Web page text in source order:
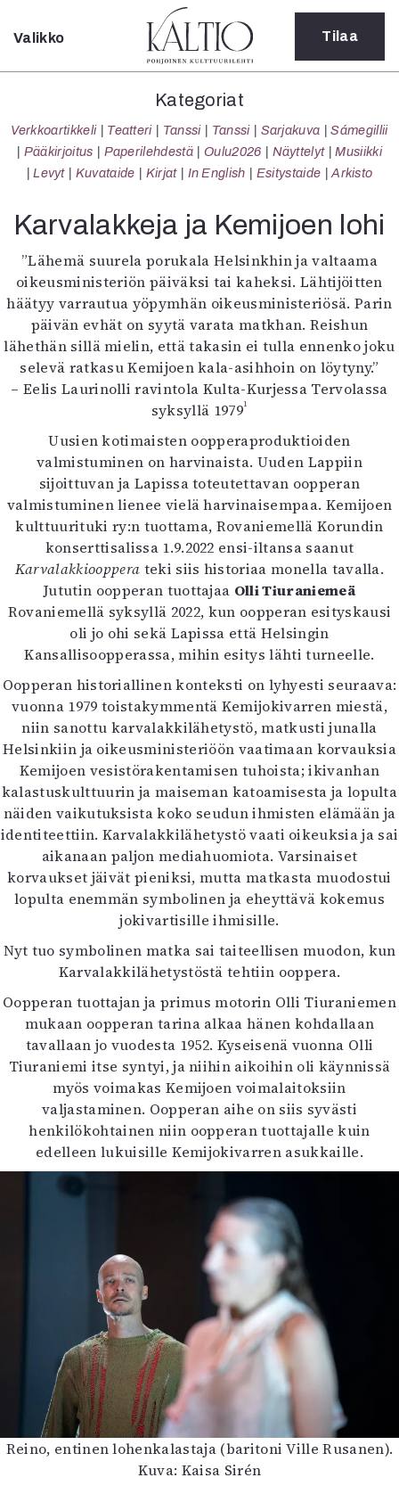
Sulje
Kategoriat
Verkkoartikkeli
Teatteri
Tanssi
Sarjakuva
Sámegillii
Pääkirjoitus
Paperilehdestä
Oulu2026
Näyttelyt
Musiikki
Levyt
Kuvataide
Kirjat
Esitystaide
Arkisto
Lehdet
4/2026
2–3/2026
1/2026
6/2025
5/2025 saame
5/2025
Lehtiarkisto
Info
Tilaus ja irtonumerot
Yhteistyössä
Toimitus
Mediatiedot
Kaltio ry
Valikko Tilaa
Kategoriat
Verkkoartikkeli Teatteri Tanssi Tanssi Sarjakuva
Sámegillii
Pääkirjoitus
Paperilehdestä Oulu2026 Näyttelyt
Musiikki
Levyt
Kuvataide Kirjat In English Esitystaide Arkisto
Karvalakkeja ja Kemijoen lohi
”Lähemä suurela porukala Helsinkhin ja valtaama
oikeusministeriön päiväksi tai kaheksi. Lähtijöitten
häätyy varrautua yöpymhän oikeusministeriösä. Parin
päivän evhät on syytä varata matkhan. Reishun
lähethän sillä mielin, että takasin ei tulla ennenko joku
selevä ratkasu Kemijoen kala-asihhoin on löytyny.”
– Eelis Laurinolli ravintola Kulta-Kurjessa Tervolassa
syksyllä 19791
Uusien kotimaisten oopperaproduktioiden
valmistuminen on harvinaista. Uuden Lappiin
sijoittuvan ja Lapissa toteutettavan oopperan
valmistuminen lienee vielä harvinaisempaa. Kemijoen
kulttuurituki ry:n tuottama, Rovaniemellä Korundin
konserttisalissa 1.9.2022 ensi-iltansa saanut
Karvalakkiooppera teki siis historiaa monella tavalla.
Jututin oopperan tuottajaa Olli Tiuraniemeä
Rovaniemellä syksyllä 2022, kun oopperan esityskausi
oli jo ohi sekä Lapissa että Helsingin
Kansallisoopperassa, mihin esitys lähti turneelle.
Oopperan historiallinen konteksti on lyhyesti seuraava:
vuonna 1979 toistakymmentä Kemijokivarren miestä,
niin sanottu karvalakkilähetystö, matkusti junalla
Helsinkiin ja oikeusministeriöön vaatimaan korvauksia
Kemijoen vesistörakentamisen tuhoista; ikivanhan
kalastuskulttuurin ja maiseman katoamisesta ja lopulta
näiden vaikutuksista koko seudun ihmisten elämään ja
identiteettiin. Karvalakkilähetystö vaati oikeuksia ja sai
aikanaan paljon mediahuomiota. Varsinaiset
korvaukset jäivät pieniksi, mutta matkasta muodostui
lopulta enemmän symbolinen ja eheyttävä kokemus
jokivartisille ihmisille.
Nyt tuo symbolinen matka sai taiteellisen muodon, kun
Karvalakkilähetystöstä tehtiin ooppera.
Oopperan tuottajan ja primus motorin Olli Tiuraniemen
mukaan oopperan tarina alkaa hänen kohdallaan
tavallaan jo vuodesta 1952. Kyseisenä vuonna Olli
Tiuraniemi itse syntyi, ja niihin aikoihin oli käynnissä
myös voimakas Kemijoen voimalaitoksiin
valjastaminen. Oopperan aihe on siis syvästi
henkilökohtainen niin oopperan tuottajalle kuin
edelleen lukuisille Kemijokivarren asukkaille.
Reino, entinen lohenkalastaja (baritoni Ville Rusanen).
Kuva: Kaisa Sirén